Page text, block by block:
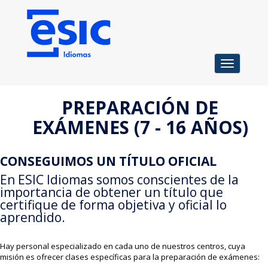
Toggle
navigation
PREPARACIÓN DE
EXÁMENES (7 - 16 AÑOS)
CONSEGUIMOS UN TÍTULO OFICIAL
En ESIC Idiomas somos conscientes de la
importancia de obtener un título que
certifique de forma objetiva y oficial lo
aprendido.
Hay personal especializado en cada uno de nuestros centros, cuya
misión es ofrecer clases específicas para la preparación de exámenes: